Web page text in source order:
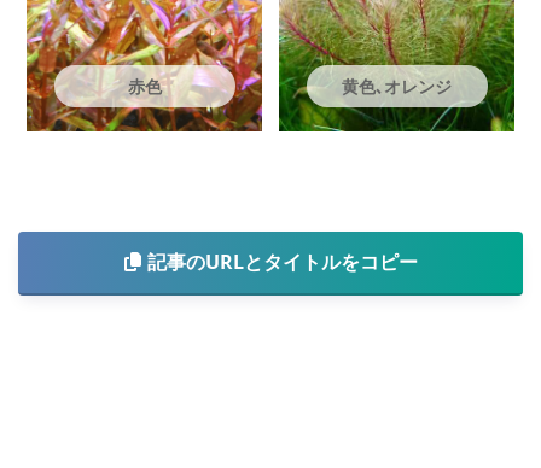
赤色 黄色､オレンジ
記事のURLとタイトルをコピー